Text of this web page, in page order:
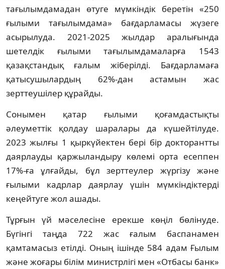
тағылымдамадан өтуге мүмкіндік беретін «250
ғылыми тағылымдама» бағдарламасы жүзеге
асырылуда. 2021-2025 жылдар аралығында
шетелдік ғылыми тағылымдамаларға 1543
қазақстандық ғалым жіберілді. Бағдарламаға
қатысушылардың 62%-дан астамын жас
зерттеушілер құрайды.
Сонымен қатар ғылыми қоғамдастықты
әлеуметтік қолдау шаралары да күшейтілуде.
2023 жылғы 1 қыркүйектен бері бір докторантты
даярлауды қаржыландыру көлемі орта есеппен
17%-ға ұлғайды, бұл зерттеулер жүргізу және
ғылыми кадрлар даярлау үшін мүмкіндіктерді
кеңейтуге жол ашады.
Тұрғын үй мәселесіне ерекше көңіл бөлінуде.
Бүгінгі таңда 722 жас ғалым баспанамен
қамтамасыз етілді. Оның ішінде 584 адам Ғылым
және жоғары білім министрлігі мен «Отбасы банк»